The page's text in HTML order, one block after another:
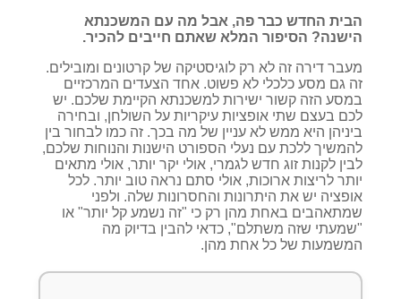
הבית החדש כבר פה, אבל מה עם המשכנתא
הישנה? הסיפור המלא שאתם חייבים להכיר.
מעבר דירה זה לא רק לוגיסטיקה של קרטונים ומובילים.
זה גם מסע כלכלי לא פשוט. אחד הצעדים המרכזיים
במסע הזה קשור ישירות למשכנתא הקיימת שלכם. יש
לכם בעצם שתי אופציות עיקריות על השולחן, ובחירה
ביניהן היא ממש לא עניין של מה בכך. זה כמו לבחור בין
להמשיך ללכת עם נעלי הספורט הישנות והנוחות שלכם,
לבין לקנות זוג חדש לגמרי, אולי יקר יותר, אולי מתאים
יותר לריצות ארוכות, אולי סתם נראה טוב יותר. לכל
אופציה יש את היתרונות והחסרונות שלה. ולפני
שמתאהבים באחת מהן רק כי "זה נשמע קל יותר" או
"שמעתי שזה משתלם", כדאי להבין בדיוק מה
המשמעות של כל אחת מהן.